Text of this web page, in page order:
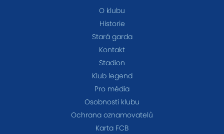
O klubu
Historie
Stará garda
Kontakt
Stadion
Klub legend
Pro média
Osobnosti klubu
Ochrana oznamovatelů
Karta FCB